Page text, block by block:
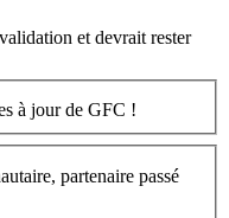
et devrait rester
à jour de GFC !
partenaire passé